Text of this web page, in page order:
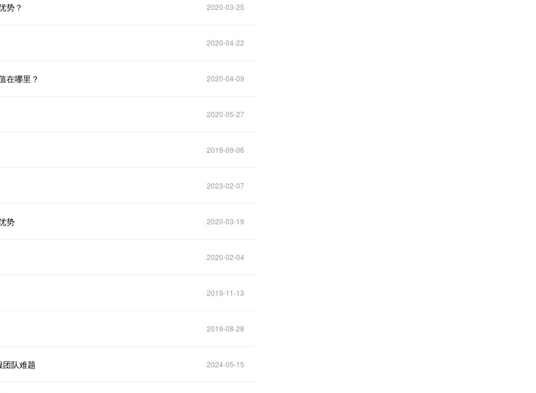
势？ 2020-03-25
2020-04-22
在哪里？ 2020-04-09
2020-05-27
2019-09-06
2023-02-07
势 2020-03-19
2020-02-04
2019-11-13
2019-08-28
队难题 2024-05-15